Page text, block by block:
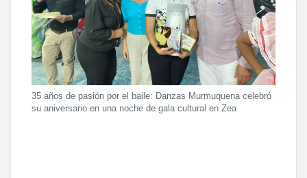
35 años de pasión por el baile: Danzas Murmuquena celebró
su aniversario en una noche de gala cultural en Zea